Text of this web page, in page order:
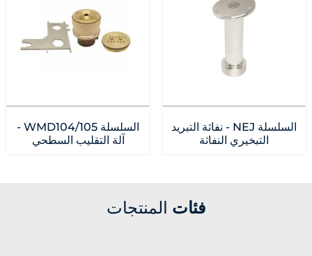
السلسلة NEJ - نفاثة التبريد
التبخيري النفاثة
السلسلة WMD104/105 -
آلة التقليب السطحي
فئات المنتجات